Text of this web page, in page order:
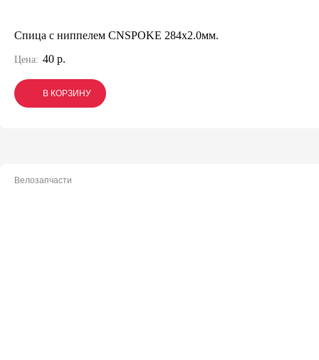
Спица с ниппелем CNSPOKE 284х2.0мм.
Цена: 40 р.
В КОРЗИНУ
В КОРЗИНУ
В КОРЗИНУ
Велозапчасти